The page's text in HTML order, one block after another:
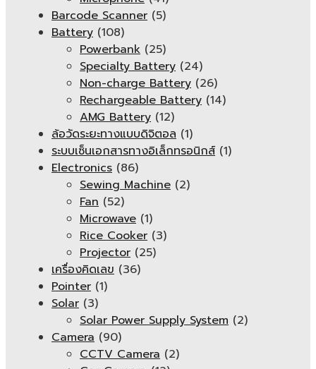
Barcode Scanner (5)
Battery (108)
Powerbank (25)
Specialty Battery (24)
Non-charge Battery (26)
Rechargeable Battery (14)
AMG Battery (12)
ล้อวัดระยะทางแบบดิจิตอล (1)
ระบบเซ็นเอกสารทางอิเล็กทรอนิกส์ (1)
Electronics (86)
Sewing Machine (2)
Fan (52)
Microwave (1)
Rice Cooker (3)
Projector (25)
เครื่องคิดเลข (36)
Pointer (1)
Solar (3)
Solar Power Supply System (2)
Camera (90)
CCTV Camera (2)